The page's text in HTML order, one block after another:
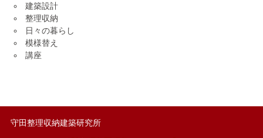
建築設計
整理収納
日々の暮らし
模様替え
講座
守田整理収納建築研究所